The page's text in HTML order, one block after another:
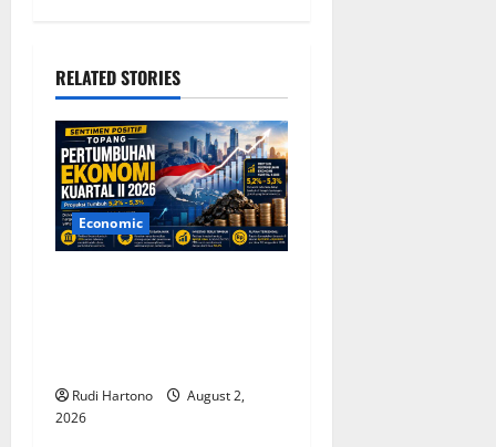
v
i
g
a
n
RELATED STORIES
Economic
Rudi Hartono
August 2,
2026